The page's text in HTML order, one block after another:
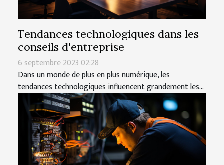
Tendances technologiques dans les
conseils d'entreprise
6 septembre 2023 02:28
Dans un monde de plus en plus numérique, les
tendances technologiques influencent grandement les...